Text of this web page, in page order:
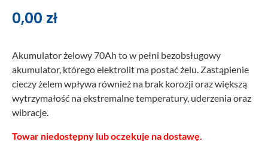
0,00 zł
Akumulator żelowy 70Ah to w pełni bezobsługowy
akumulator, którego elektrolit ma postać żelu. Zastąpienie
cieczy żelem wpływa również na brak korozji oraz większą
wytrzymałość na ekstremalne temperatury, uderzenia oraz
wibracje.
Towar niedostępny lub oczekuje na dostawę.